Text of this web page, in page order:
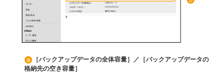
［バックアップデータの全体容量］／［バックアップデータの
格納先の空き容量］